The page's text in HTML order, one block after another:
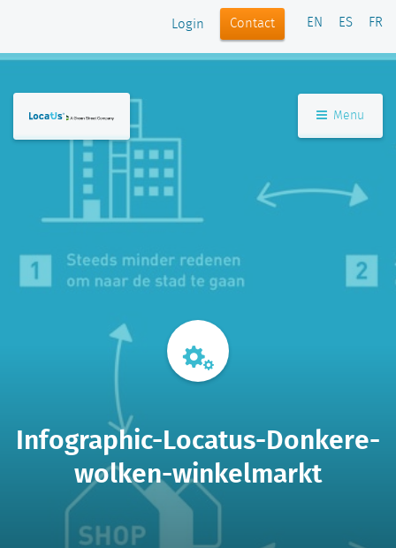
Login Contact EN ES FR
Menu
Infographic-Locatus-Donkere-
wolken-winkelmarkt